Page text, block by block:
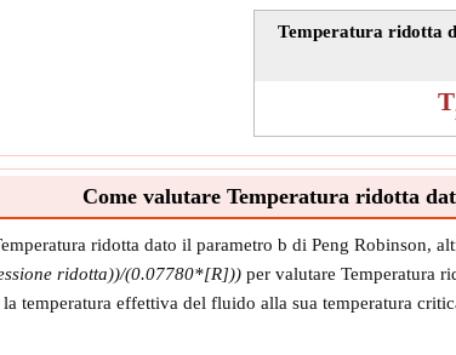
Temperatura ridotta
T
Come valutare Temperatura ridotta
ridotta dato il parametro b di Peng Robinson,
ridotta))/(0.07780*[R])) per valutare Temperatura
temperatura effettiva del fluido alla sua temperatura